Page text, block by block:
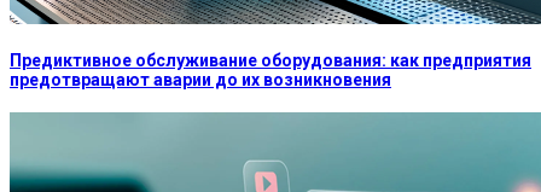
Предиктивное обслуживание оборудования: как предприятия
предотвращают аварии до их возникновения